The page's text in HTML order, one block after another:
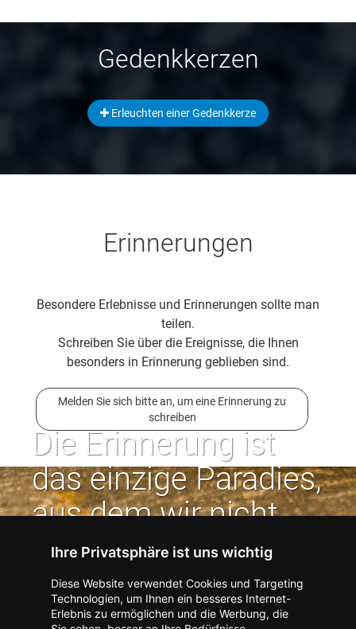
Ihre Privatsphäre ist uns wichtig
Diese Website verwendet Cookies und Targeting
Technologien, um Ihnen ein besseres Internet-
Erlebnis zu ermöglichen und die Werbung, die
Gedenkkerzen
Erleuchten einer Gedenkkerze
Erinnerungen
Besondere Erlebnisse und Erinnerungen sollte man
teilen.
Schreiben Sie über die Ereignisse, die Ihnen
besonders in Erinnerung geblieben sind.
Melden Sie sich bitte an, um eine Erinnerung zu
schreiben
Die Erinnerung ist
das einzige Paradies,
aus dem wir nicht
vertrieben werden
können. | Jean Paul
Kontakt zum Verlag aufnehmen Missbrauch melden